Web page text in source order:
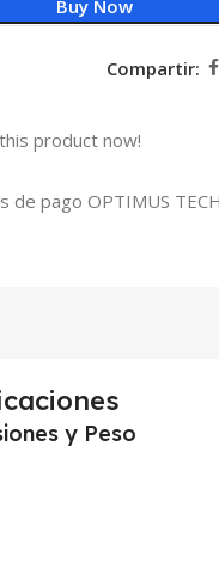
Buy Now
Compartir:
product now!
y Peso